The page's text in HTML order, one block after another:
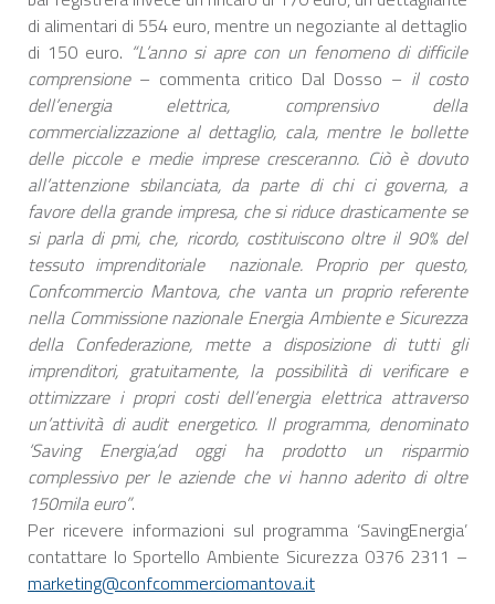
di alimentari di 554 euro, mentre un negoziante al dettaglio
di 150 euro. “L’anno si apre con un fenomeno di difficile
comprensione– commenta critico Dal Dosso – il costo
dell’energia elettrica, comprensivo della
commercializzazione al dettaglio, cala, mentre le bollette
delle piccole e medie imprese cresceranno. Ciò è dovuto
all’attenzione sbilanciata, da parte di chi ci governa, a
favore della grande impresa, che si riduce drasticamente se
si parla di pmi, che, ricordo, costituiscono oltre il 90% del
tessuto imprenditoriale nazionale. Proprio per questo,
Confcommercio Mantova, che vanta un proprio referente
nella Commissione nazionale Energia Ambiente e Sicurezza
della Confederazione, mette a disposizione di tutti gli
imprenditori, gratuitamente, la possibilità di verificare e
ottimizzare i propri costi dell’energia elettrica attraverso
un’attività di audit energetico. Il programma, denominato
‘Saving Energia’,ad oggi ha prodotto un risparmio
complessivo per le aziende che vi hanno aderito di oltre
150mila euro”.
Per ricevere informazioni sul programma ‘SavingEnergia’
contattare lo Sportello Ambiente Sicurezza 0376 2311 –
marketing@confcommerciomantova.it